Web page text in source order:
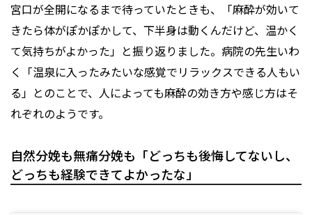
宮口が全開になるまで待っていたときも、「麻酔が効いて
きたら体がぽかぽかして、下半身は動くんだけど、温かく
て気持ちがよかった」と振り返りました。病院の先生いわ
く「温泉に入ったみたいな感覚でリラックスできる人もい
る」とのことで、人によっても麻酔の効き方や感じ方はそ
れぞれのようです。
自然分娩も無痛分娩も「どっちも後悔してないし、
どっちも経験できてよかったな」